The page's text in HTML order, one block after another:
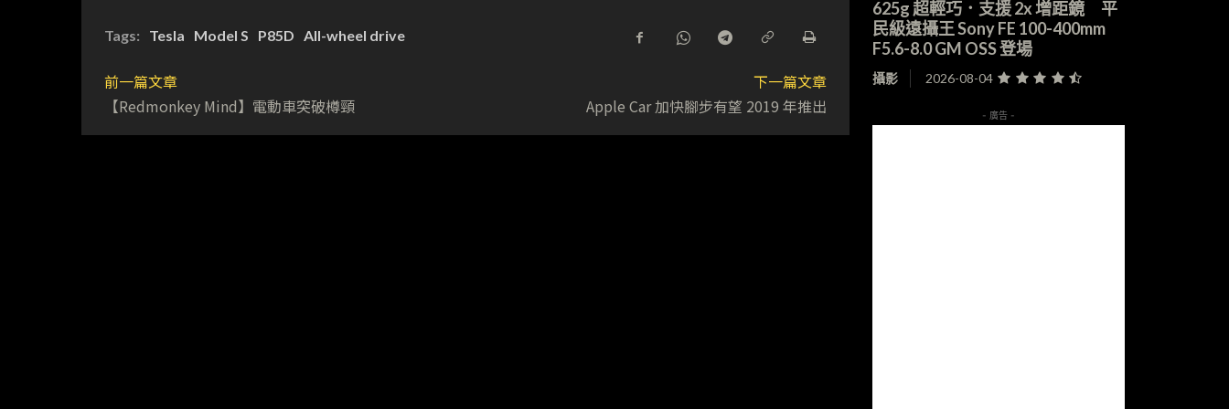
Tags: Tesla Model S P85D All-wheel drive
前一篇文章
【Redmonkey Mind】電動車突破樽頸
下一篇文章
Apple Car 加快腳步有望 2019 年推出
625g 超輕巧．支援 2x 增距鏡 平
民級遠攝王 Sony FE 100-400mm
F5.6-8.0 GM OSS 登場
攝影 2026-08-04
- 廣告 -